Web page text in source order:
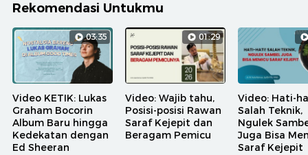
Rekomendasi Untukmu
03:35
Video KETIK: Lukas
Graham Bocorin
Album Baru hingga
Kedekatan dengan
Ed Sheeran
01:29
Video: Wajib tahu,
Posisi-posisi Rawan
Saraf Kejepit dan
Beragam Pemicu
Video: Hati-
Salah Teknik,
Ngulek
Juga Bisa
Saraf Kejepit